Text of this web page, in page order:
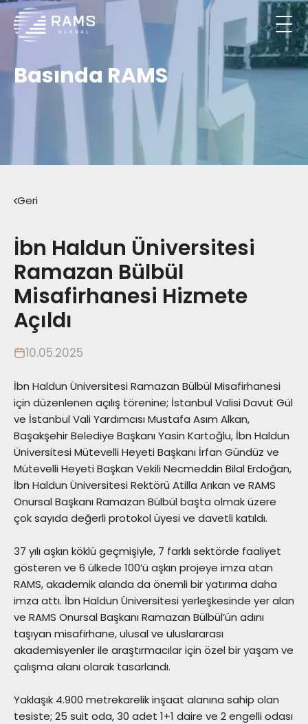
Basında RAMS
Geri
İbn Haldun Üniversitesi
Ramazan Bülbül
Misafirhanesi Hizmete
Açıldı
10.05.2025
İbn Haldun Üniversitesi Ramazan Bülbül Misafirhanesi
için düzenlenen açılış törenine; İstanbul Valisi Davut Gül
ve İstanbul Vali Yardımcısı Mustafa Asım Alkan,
Başakşehir Belediye Başkanı Yasin Kartoğlu, İbn Haldun
Üniversitesi Mütevelli Heyeti Başkanı İrfan Gündüz ve
Mütevelli Heyeti Başkan Vekili Necmeddin Bilal Erdoğan,
İbn Haldun Üniversitesi Rektörü Atilla Arıkan ve RAMS
Onursal Başkanı Ramazan Bülbül başta olmak üzere
çok sayıda değerli protokol üyesi ve davetli katıldı.
37 yılı aşkın köklü geçmişiyle, 7 farklı sektörde faaliyet
gösteren ve 6 ülkede 100’ü aşkın projeye imza atan
RAMS, akademik alanda da önemli bir yatırıma daha
imza attı. İbn Haldun Üniversitesi yerleşkesinde yer alan
ve RAMS Onursal Başkanı Ramazan Bülbül’ün adını
taşıyan misafirhane, ulusal ve uluslararası
akademisyenler ile araştırmacılar için özel bir yaşam ve
çalışma alanı olarak tasarlandı.
Yaklaşık 4.900 metrekarelik inşaat alanına sahip olan
tesiste; 25 suit oda, 30 adet 1+1 daire ve 2 engelli odası